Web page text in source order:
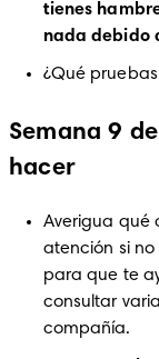
tienes
nada debido
¿Qué
Semana 9
hacer
Averigua qué
atención si
para que te
consultar
compañía.